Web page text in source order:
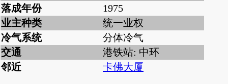
落成年份
1975
业主种类
统一业权
冷气系统
分体冷气
交通
港铁站: 中环
邻近
卡佛大厦